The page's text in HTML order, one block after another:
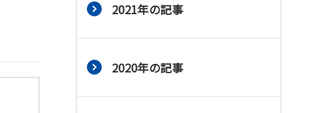
2021年の記事
2020年の記事